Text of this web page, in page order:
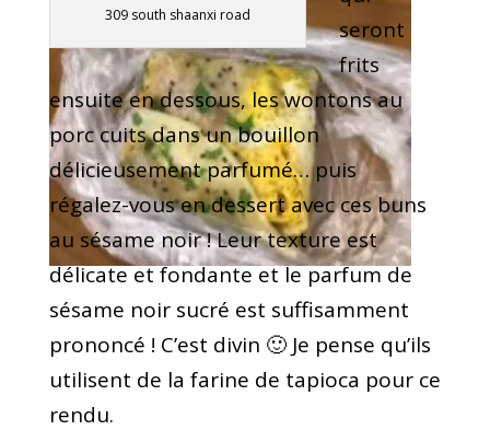
309 south shaanxi road
seront
frits
ensuite en dessous, les wontons au
porc cuits dans un bouillon
délicieusement parfumé… puis
régalez-vous endessertavec ces buns
au sésame noir ! Leur texture est
délicate et fondante et le parfum de
sésame noir sucré est suffisamment
prononcé ! C’est divin 🙂 Je pense qu’ils
utilisent de la farine de tapioca pour ce
rendu.